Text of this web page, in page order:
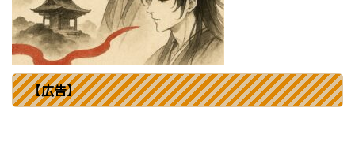
【広告】